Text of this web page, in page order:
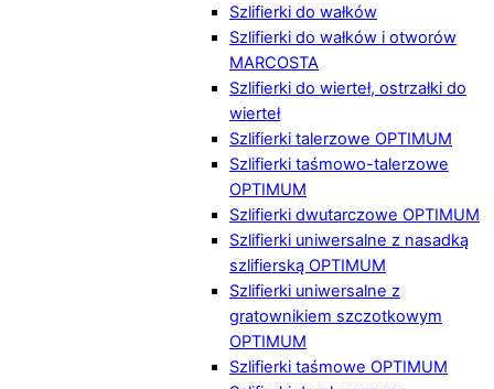
Szlifierki do wałków
Szlifierki do wałków i otworów
MARCOSTA
Szlifierki do wierteł, ostrzałki do
wierteł
Szlifierki talerzowe OPTIMUM
Szlifierki taśmowo-talerzowe
OPTIMUM
Szlifierki dwutarczowe OPTIMUM
Szlifierki uniwersalne z nasadką
szlifierską OPTIMUM
Szlifierki uniwersalne z
gratownikiem szczotkowym
OPTIMUM
Szlifierki taśmowe OPTIMUM